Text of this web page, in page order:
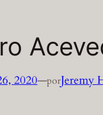
2020—porJeremy